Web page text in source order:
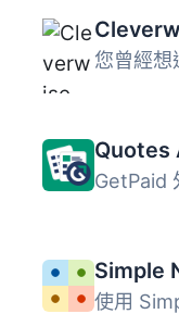
Quotes
Simple